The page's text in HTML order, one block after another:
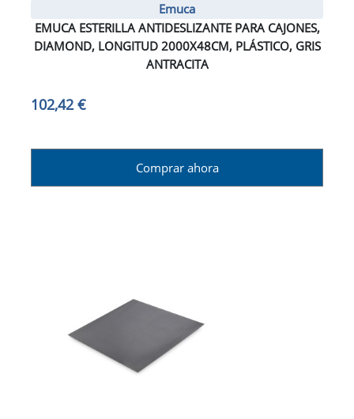
Emuca
EMUCA ESTERILLA ANTIDESLIZANTE PARA CAJONES,
DIAMOND, LONGITUD 2000X48CM, PLÁSTICO, GRIS
ANTRACITA
102,42 €
Comprar ahora